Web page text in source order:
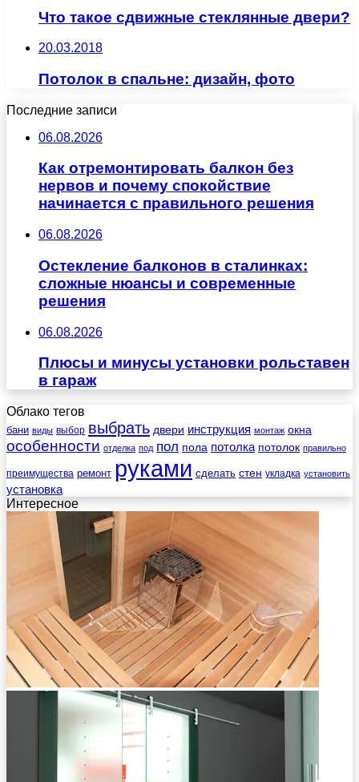
Что такое сдвижные стеклянные двери?
20.03.2018
Потолок в спальне: дизайн, фото
Последние записи
06.08.2026
Как отремонтировать балкон без
нервов и почему спокойствие
начинается с правильного решения
06.08.2026
Остекление балконов в сталинках:
сложные нюансы и современные
решения
06.08.2026
Плюсы и минусы установки рольставен
в гараж
Облако тегов
бани виды выбор выбрать двери инструкция монтаж окна
особенности отделка под пол пола потолка потолок правильно
преимущества ремонт руками сделать стен укладка установить
установка
Интересное